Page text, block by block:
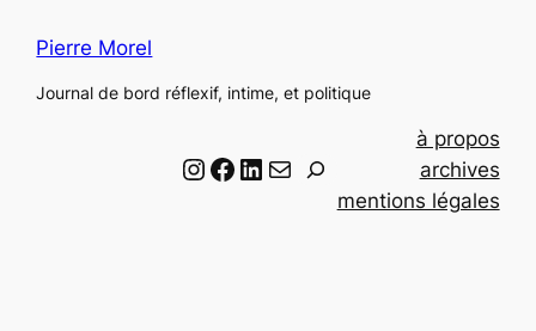
Pierre Morel
Journal de bord réflexif, intime, et politique
Instagram Facebook LinkedIn Email
à propos
archives
mentions légales